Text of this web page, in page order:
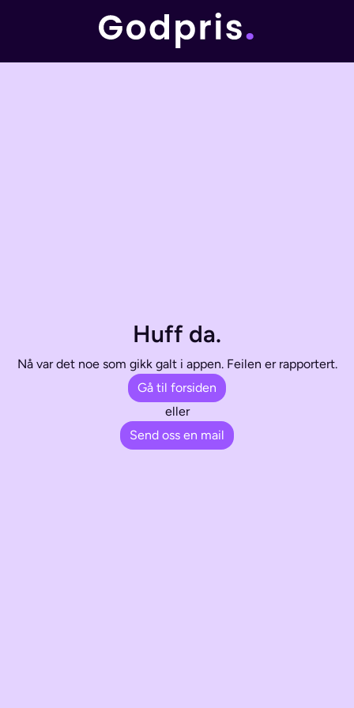
Huff da.
Nå var det noe som gikk galt i appen. Feilen er rapportert.
Gå til forsiden
eller
Send oss en mail